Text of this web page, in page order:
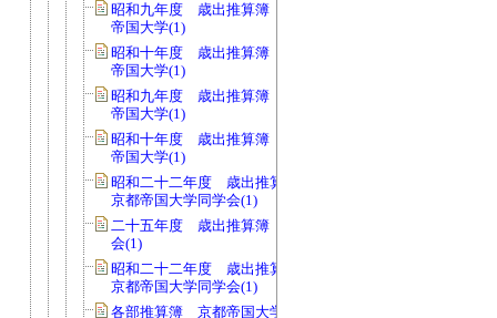
昭和九年度 歳出推算簿 会費 京都
帝国大学(1)
昭和十年度 歳出推算簿 会費 京都
帝国大学(1)
昭和九年度 歳出推算簿 校費 京都
帝国大学(1)
昭和十年度 歳出推算簿 校費 京都
帝国大学(1)
昭和二十二年度 歳出推算簿 会費
京都帝国大学同学会(1)
二十五年度 歳出推算簿 会費 同学
会(1)
昭和二十二年度 歳出推算簿 校費
京都帝国大学同学会(1)
各部推算簿 京都帝国大学学友会(1)